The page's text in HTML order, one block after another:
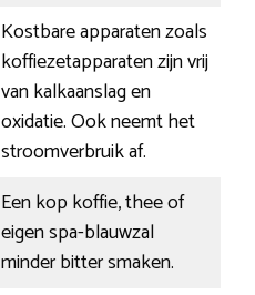
Kostbare apparaten zoals
koffiezetapparaten zijn vrij
van kalkaanslag en
oxidatie. Ook neemt het
stroomverbruik af.
Een kop koffie, thee of
eigen spa-blauwzal
minder bitter smaken.